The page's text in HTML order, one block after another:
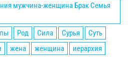
мужчина-женщина Брак Семья
Род Сила Сурья
Суть
жена женщина иерархия